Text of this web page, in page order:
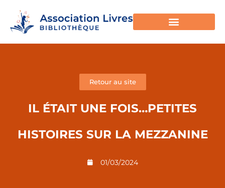
Retour au site
IL ÉTAIT UNE FOIS…PETITES
HISTOIRES SUR LA MEZZANINE
01/03/2024